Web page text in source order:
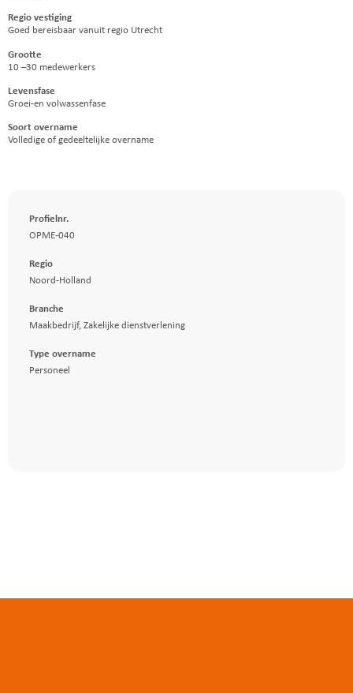
Regio vestiging
Goed bereisbaar vanuit regio Utrecht
Grootte
10 –30 medewerkers
Levensfase
Groei-en volwassenfase
Soort overname
Volledige of gedeeltelijke overname
Profielnr.
OPME-040
Regio
Noord-Holland
Branche
Maakbedrijf, Zakelijke dienstverlening
Type overname
Personeel